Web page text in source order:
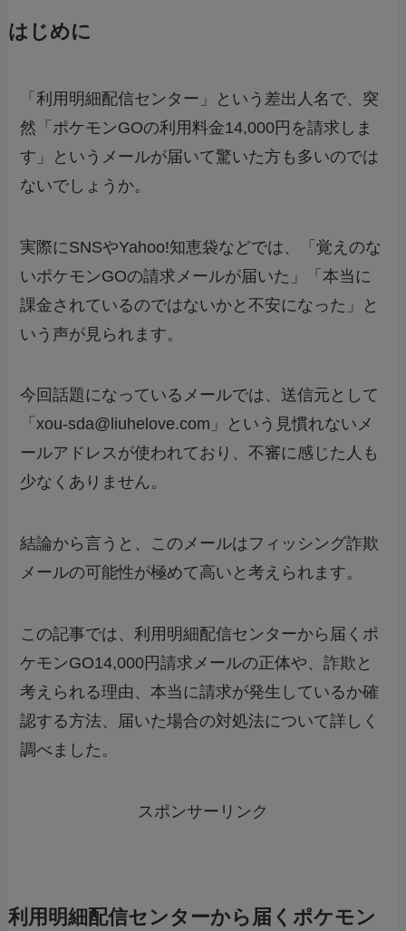
はじめに
「利用明細配信センター」という差出人名で、突
然「ポケモンGOの利用料金14,000円を請求しま
す」というメールが届いて驚いた方も多いのでは
ないでしょうか。
実際にSNSやYahoo!知恵袋などでは、「覚えのな
いポケモンGOの請求メールが届いた」「本当に
課金されているのではないかと不安になった」と
いう声が見られます。
今回話題になっているメールでは、送信元として
「xou-sda@liuhelove.com」という見慣れないメ
ールアドレスが使われており、不審に感じた人も
少なくありません。
結論から言うと、このメールはフィッシング詐欺
メールの可能性が極めて高いと考えられます。
この記事では、利用明細配信センターから届くポ
ケモンGO14,000円請求メールの正体や、詐欺と
考えられる理由、本当に請求が発生しているか確
認する方法、届いた場合の対処法について詳しく
調べました。
スポンサーリンク
利用明細配信センターから届くポケモン